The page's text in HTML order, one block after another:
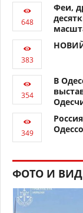
Феи,
В
ФОТО И